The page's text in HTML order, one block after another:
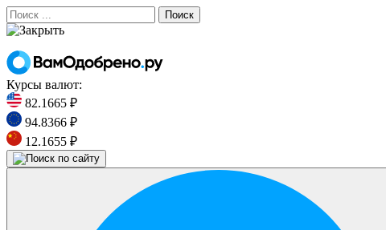
Поиск
Курсы валют:
82.1665 ₽
94.8366 ₽
12.1655 ₽